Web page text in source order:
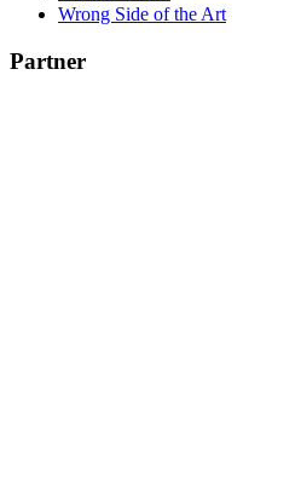
Wrong Side of the Art
Partner